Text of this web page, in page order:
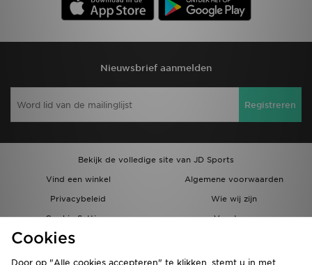
Nieuwsbrief aanmelden
Registreren
Bekijk de volledige site van JD Sports
Vind een winkel
Algemene voorwaarden
Privacybeleid
Wie wij zijn
Cookie Settings
Vacatures
Bestellingen en Levering
Cookies
Door op "Alle cookies accepteren" te klikken, stemt u in met